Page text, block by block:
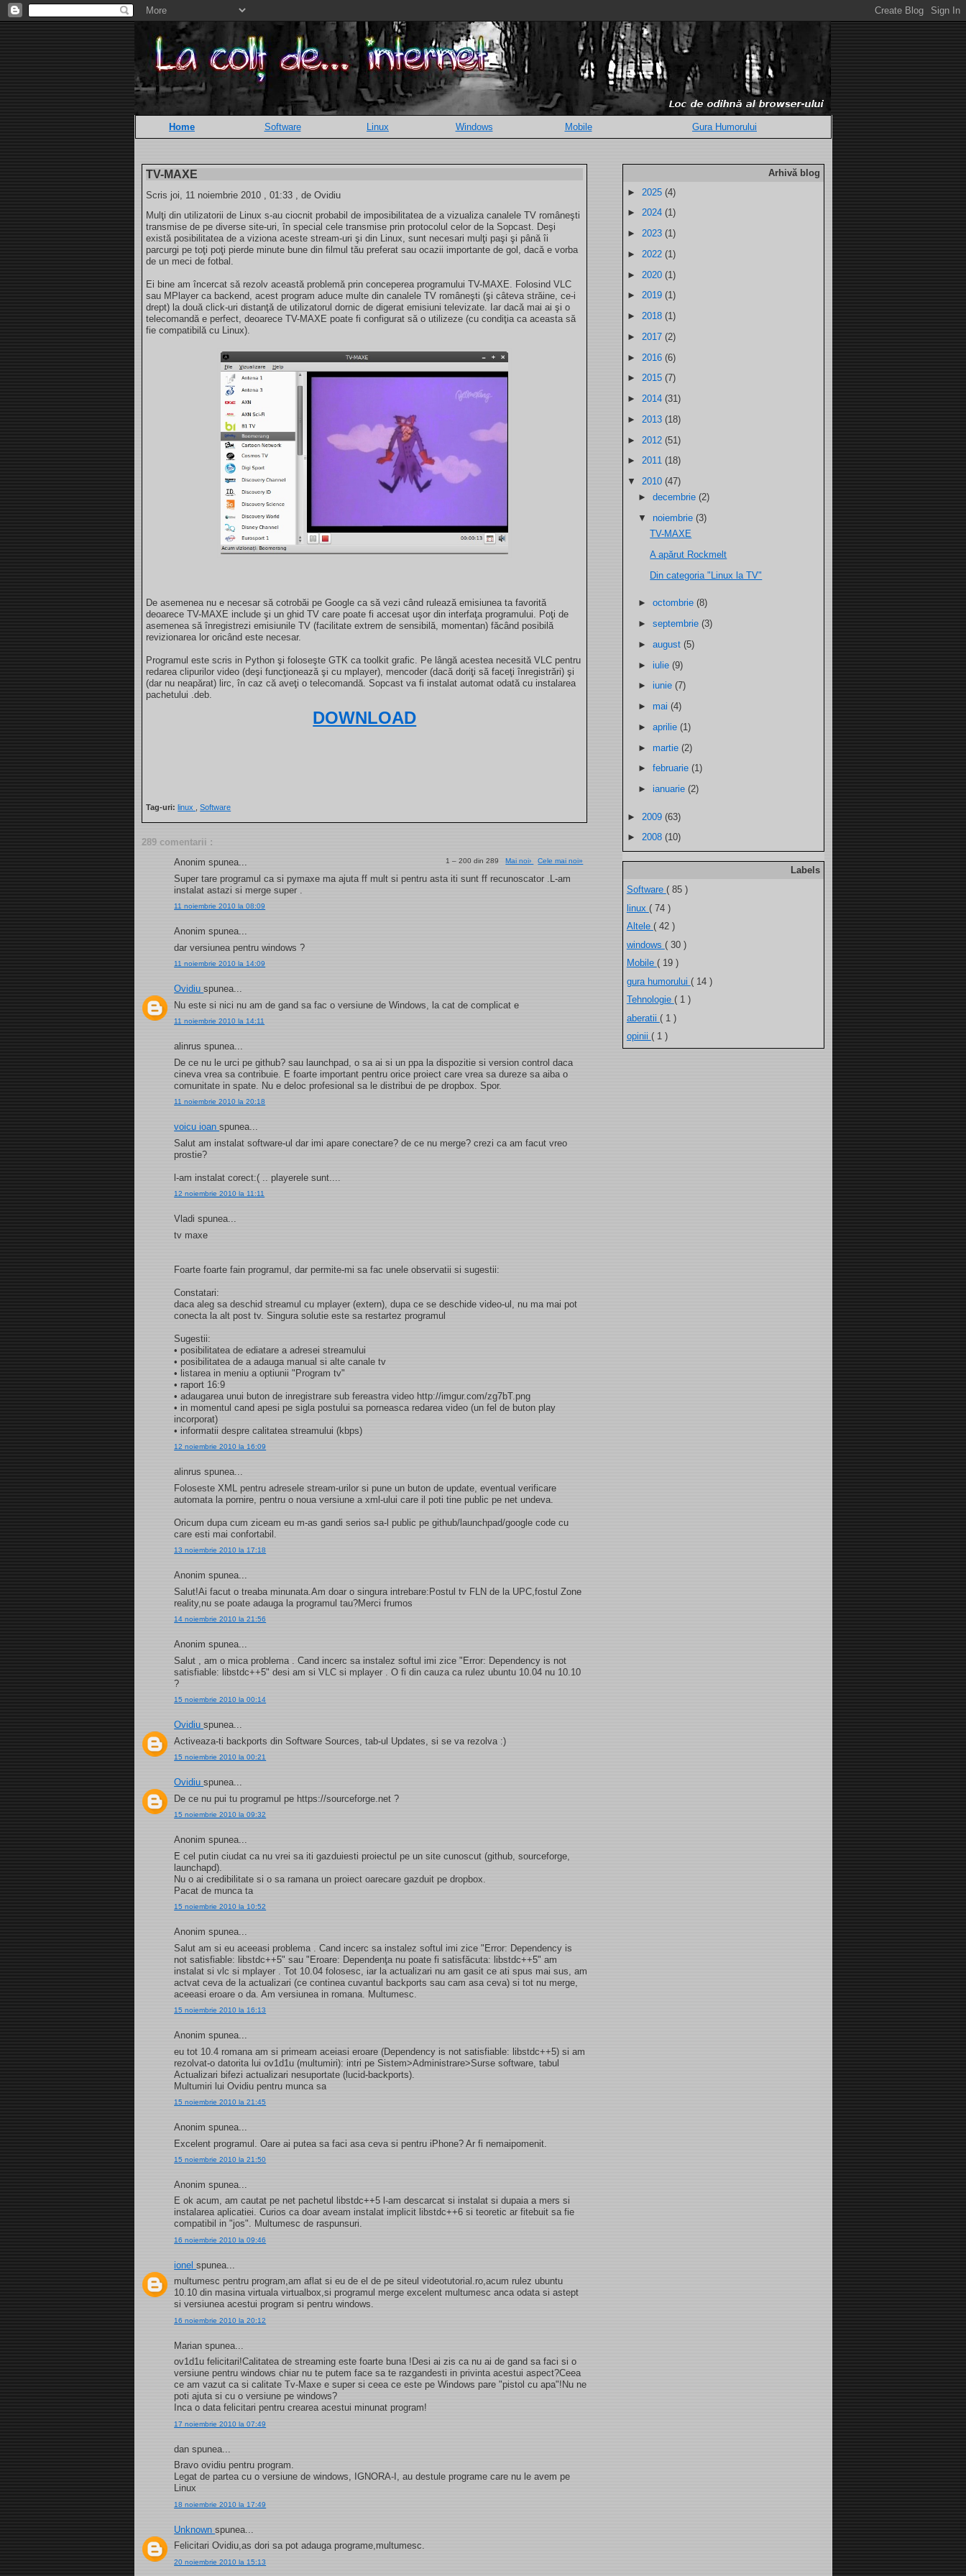
Home Software Linux Windows Mobile Gura Humorului
TV-MAXE
Scris joi, 11 noiembrie 2010 , 01:33 , de Ovidiu
Mulţi din utilizatorii de Linux s-au ciocnit probabil de imposibilitatea de a vizualiza canalele TV româneşti
transmise de pe diverse site-uri, în special cele transmise prin protocolul celor de la Sopcast. Deşi
există posibilitatea de a viziona aceste stream-uri şi din Linux, sunt necesari mulţi paşi şi până îi
parcurgi pe toţi poţi pierde minute bune din filmul tău preferat sau ocazii importante de gol, dacă e vorba
de un meci de fotbal.
Ei bine am încercat să rezolv această problemă prin conceperea programului TV-MAXE. Folosind VLC
sau MPlayer ca backend, acest program aduce multe din canalele TV româneşti (şi câteva străine, ce-i
drept) la două click-uri distanţă de utilizatorul dornic de digerat emisiuni televizate. Iar dacă mai ai şi o
telecomandă e perfect, deoarece TV-MAXE poate fi configurat să o utilizeze (cu condiţia ca aceasta să
fie compatibilă cu Linux).
De asemenea nu e necesar să cotrobăi pe Google ca să vezi când rulează emisiunea ta favorită
deoarece TV-MAXE include şi un ghid TV care poate fi accesat uşor din interfaţa programului. Poţi de
asemenea să înregistrezi emisiunile TV (facilitate extrem de sensibilă, momentan) făcând posibilă
revizionarea lor oricând este necesar.
Programul este scris in Python şi foloseşte GTK ca toolkit grafic. Pe lângă acestea necesită VLC pentru
redarea clipurilor video (deşi funcţionează şi cu mplayer), mencoder (dacă doriţi să faceţi înregistrări) şi
(dar nu neapărat) lirc, în caz că aveţi o telecomandă. Sopcast va fi instalat automat odată cu instalarea
pachetului .deb.
DOWNLOAD
Tag-uri: linux ,Software
289 comentarii :
1 – 200 din 289Mai noi› Cele mai noi»
Anonim spunea...
Super tare programul ca si pymaxe ma ajuta ff mult si pentru asta iti sunt ff recunoscator .L-am
instalat astazi si merge super .
11 noiembrie 2010 la 08:09
Anonim spunea...
dar versiunea pentru windows ?
11 noiembrie 2010 la 14:09
Ovidiuspunea...
Nu este si nici nu am de gand sa fac o versiune de Windows, la cat de complicat e
11 noiembrie 2010 la 14:11
alinrus spunea...
De ce nu le urci pe github? sau launchpad, o sa ai si un ppa la dispozitie si version control daca
cineva vrea sa contribuie. E foarte important pentru orice proiect care vrea sa dureze sa aiba o
comunitate in spate. Nu e deloc profesional sa le distribui de pe dropbox. Spor.
11 noiembrie 2010 la 20:18
voicu ioanspunea...
Salut am instalat software-ul dar imi apare conectare? de ce nu merge? crezi ca am facut vreo
prostie?
l-am instalat corect:( .. playerele sunt....
12 noiembrie 2010 la 11:11
Vladi spunea...
tv maxe
Foarte foarte fain programul, dar permite-mi sa fac unele observatii si sugestii:
Constatari:
daca aleg sa deschid streamul cu mplayer (extern), dupa ce se deschide video-ul, nu ma mai pot
conecta la alt post tv. Singura solutie este sa restartez programul
Sugestii:
• posibilitatea de ediatare a adresei streamului
• posibilitatea de a adauga manual si alte canale tv
• listarea in meniu a optiunii "Program tv"
• raport 16:9
• adaugarea unui buton de inregistrare sub fereastra video http://imgur.com/zg7bT.png
• in momentul cand apesi pe sigla postului sa porneasca redarea video (un fel de buton play
incorporat)
• informatii despre calitatea streamului (kbps)
12 noiembrie 2010 la 16:09
alinrus spunea...
Foloseste XML pentru adresele stream-urilor si pune un buton de update, eventual verificare
automata la pornire, pentru o noua versiune a xml-ului care il poti tine public pe net undeva.
Oricum dupa cum ziceam eu m-as gandi serios sa-l public pe github/launchpad/google code cu
care esti mai confortabil.
13 noiembrie 2010 la 17:18
Anonim spunea...
Salut!Ai facut o treaba minunata.Am doar o singura intrebare:Postul tv FLN de la UPC,fostul Zone
reality,nu se poate adauga la programul tau?Merci frumos
14 noiembrie 2010 la 21:56
Anonim spunea...
Salut , am o mica problema . Cand incerc sa instalez softul imi zice "Error: Dependency is not
satisfiable: libstdc++5" desi am si VLC si mplayer . O fi din cauza ca rulez ubuntu 10.04 nu 10.10
?
15 noiembrie 2010 la 00:14
Ovidiuspunea...
Activeaza-ti backports din Software Sources, tab-ul Updates, si se va rezolva :)
15 noiembrie 2010 la 00:21
Ovidiuspunea...
De ce nu pui tu programul pe https://sourceforge.net ?
15 noiembrie 2010 la 09:32
Anonim spunea...
E cel putin ciudat ca nu vrei sa iti gazduiesti proiectul pe un site cunoscut (github, sourceforge,
launchapd).
Nu o ai credibilitate si o sa ramana un proiect oarecare gazduit pe dropbox.
Pacat de munca ta
15 noiembrie 2010 la 10:52
Anonim spunea...
Salut am si eu aceeasi problema . Cand incerc sa instalez softul imi zice "Error: Dependency is
not satisfiable: libstdc++5" sau "Eroare: Dependenţa nu poate fi satisfăcuta: libstdc++5" am
instalat si vlc si mplayer . Tot 10.04 folosesc, iar la actualizari nu am gasit ce ati spus mai sus, am
actvat ceva de la actualizari (ce continea cuvantul backports sau cam asa ceva) si tot nu merge,
aceeasi eroare o da. Am versiunea in romana. Multumesc.
15 noiembrie 2010 la 16:13
Anonim spunea...
eu tot 10.4 romana am si primeam aceiasi eroare (Dependency is not satisfiable: libstdc++5) si am
rezolvat-o datorita lui ov1d1u (multumiri): intri pe Sistem>Administrare>Surse software, tabul
Actualizari bifezi actualizari nesuportate (lucid-backports).
Multumiri lui Ovidiu pentru munca sa
15 noiembrie 2010 la 21:45
Anonim spunea...
Excelent programul. Oare ai putea sa faci asa ceva si pentru iPhone? Ar fi nemaipomenit.
15 noiembrie 2010 la 21:50
Anonim spunea...
E ok acum, am cautat pe net pachetul libstdc++5 l-am descarcat si instalat si dupaia a mers si
instalarea aplicatiei. Curios ca doar aveam instalat implicit libstdc++6 si teoretic ar fitebuit sa fie
compatibil in "jos". Multumesc de raspunsuri.
16 noiembrie 2010 la 09:46
ionelspunea...
multumesc pentru program,am aflat si eu de el de pe siteul videotutorial.ro,acum rulez ubuntu
10.10 din masina virtuala virtualbox,si programul merge excelent multumesc anca odata si astept
si versiunea acestui program si pentru windows.
16 noiembrie 2010 la 20:12
Marian spunea...
ov1d1u felicitari!Calitatea de streaming este foarte buna !Desi ai zis ca nu ai de gand sa faci si o
versiune pentru windows chiar nu te putem face sa te razgandesti in privinta acestui aspect?Ceea
ce am vazut ca si calitate Tv-Maxe e super si ceea ce este pe Windows pare "pistol cu apa"!Nu ne
poti ajuta si cu o versiune pe windows?
Inca o data felicitari pentru crearea acestui minunat program!
17 noiembrie 2010 la 07:49
dan spunea...
Bravo ovidiu pentru program.
Legat de partea cu o versiune de windows, IGNORA-I, au destule programe care nu le avem pe
Linux
18 noiembrie 2010 la 17:49
Unknownspunea...
Felicitari Ovidiu,as dori sa pot adauga programe,multumesc.
20 noiembrie 2010 la 15:13
Arhivă blog
► 2025 (4)
► 2024 (1)
► 2023 (1)
► 2022 (1)
► 2020 (1)
► 2019 (1)
► 2018 (1)
► 2017 (2)
► 2016 (6)
► 2015 (7)
► 2014 (31)
► 2013 (18)
► 2012 (51)
► 2011 (18)
▼ 2010 (47)
►decembrie(2)
▼noiembrie(3)
TV-MAXE
A apărut Rockmelt
Din categoria "Linux la TV"
►octombrie(8)
►septembrie(3)
►august(5)
►iulie(9)
►iunie(7)
►mai(4)
►aprilie(1)
►martie(2)
►februarie(1)
►ianuarie(2)
► 2009 (63)
► 2008 (10)
Labels
Software ( 85 )
linux ( 74 )
Altele ( 42 )
windows ( 30 )
Mobile ( 19 )
gura humorului ( 14 )
Tehnologie ( 1 )
aberatii ( 1 )
opinii ( 1 )